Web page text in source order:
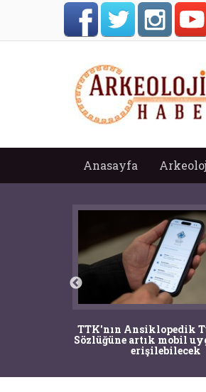
Anasayfa
TTK'nın Ansiklopedik
Sözlüğüne artık mobil
erişilebilecek